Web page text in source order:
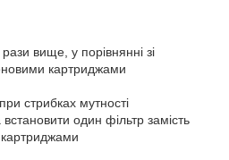
вище, у порівнянні зі
картриджами
стрибках мутності
один фільтр замість
картриджами